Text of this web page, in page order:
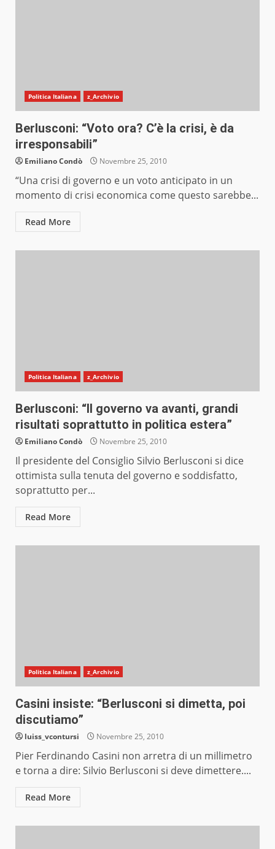
Politica Italiana z_Archivio
Berlusconi: “Voto ora? C’è la crisi, è da
irresponsabili”
Emiliano Condò Novembre 25, 2010
“Una crisi di governo e un voto anticipato in un
momento di crisi economica come questo sarebbe...
Read More
Politica Italiana z_Archivio
Berlusconi: “Il governo va avanti, grandi
risultati soprattutto in politica estera”
Emiliano Condò Novembre 25, 2010
Il presidente del Consiglio Silvio Berlusconi si dice
ottimista sulla tenuta del governo e soddisfatto,
soprattutto per...
Read More
Politica Italiana z_Archivio
Casini insiste: “Berlusconi si dimetta, poi
discutiamo”
luiss_vcontursi Novembre 25, 2010
Pier Ferdinando Casini non arretra di un millimetro
e torna a dire: Silvio Berlusconi si deve dimettere....
Read More